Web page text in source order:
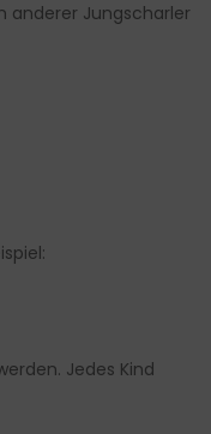
anderer Jungscharler
Jedes Kind